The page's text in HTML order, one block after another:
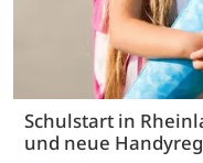
Schulstart in
und neue